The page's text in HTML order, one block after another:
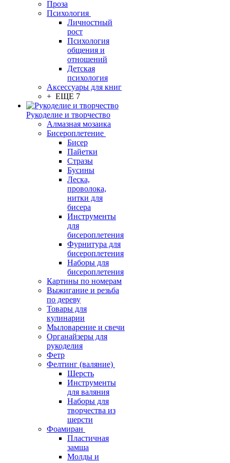
Проза
Психология
Личностный
рост
Психология
общения и
отношений
Детская
психология
Аксессуары для книг
+ ЕЩЕ 7
Рукоделие и творчество
Алмазная мозаика
Бисероплетение
Бисер
Пайетки
Стразы
Бусины
Леска,
проволока,
нитки для
бисера
Инструменты
для
бисероплетения
Фурнитура для
бисероплетения
Наборы для
бисероплетения
Картины по номерам
Выжигание и резьба
по дереву
Товары для
кулинарии
Мыловарение и свечи
Органайзеры для
рукоделия
Фетр
Фелтинг (валяние)
Шерсть
Инструменты
для валяния
Наборы для
творчества из
шерсти
Фоамиран
Пластичная
замша
Молды и